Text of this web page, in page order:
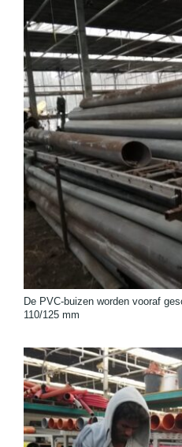
De PVC-buizen worden vooraf
110/125 mm